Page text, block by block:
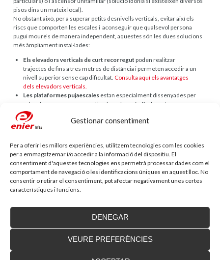
Gestionar consentiment
Per a oferir les millors experiències, utilitzem tecnologies com les cookies
per a emmagatzemar i/o accedir a la informació del dispositiu. El
consentiment d'aquestes tecnologies ens permetrà processar dades com el
comportament de navegació o les identificacions úniques en aquest lloc. No
consentir o retirar el consentiment, pot afectar negativament unes certes
característiques i funcions.
DENEGAR
VEURE PREFERÈNCIES
pisos dins un mateix local).
No obstant això, per a superar petits desnivells verticals, evitar així els
riscs que comporten les escales i aconseguir que qualsevol persona
pugui moure’s de manera independent, aquestes són les dues solucions
més àmpliament instal·lades:
Els elevadors verticals de curt recorregut poden realitzar
trajectes de fins a tres metres de distància i permeten accedir a un
nivell superior sense cap dificultat.Consulta aquí els avantatges
dels elevadors verticals.
Les plataformes pujaescales estan especialment dissenyades per
a desplaçar persones en cadira de rodes, són fàcilment
instal·lables i ocupen poc espai. Aquestes funcionen fent ús d’un
petit raïl, que es pot instal·lar a la paret o mitjançant pals.
trobaràs més informació al respecte.
Buscant l’opció més segura?
Las plataformas elevadoras están diseñadas pensando en la seguridad.
Así, su diseño incorpora características como barandillas, sistemas de
bloqueo o brazos de protección para lograr un desplazamiento seguro.
Ja no és només que la falta d’accessibilitat deixi fora de l’establiment a
gran part de la població, cosa que comporta que, si no es tenen opcions
que eliminin obstacles, es perden clients, sinó que, a més, aquesta